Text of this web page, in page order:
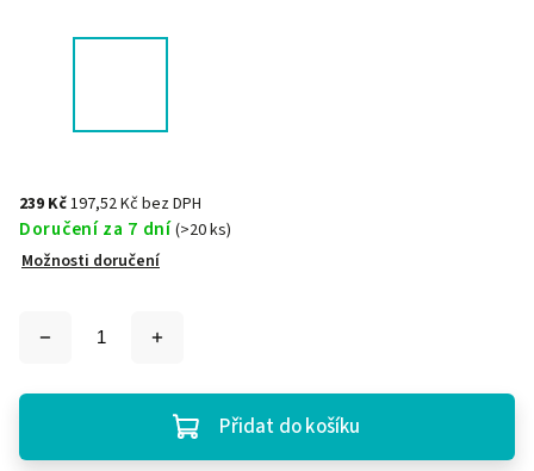
239 Kč197,52 Kč bez DPH
Doručení za 7 dní(>20 ks)
Možnosti doručení
Přidat do košíku